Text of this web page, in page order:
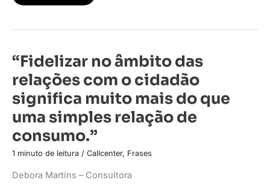
“Fidelizar no âmbito das
relações com o cidadão
significa muito mais do que
uma simples relação de
consumo.”
1 minuto de leitura / Callcenter, Frases
Debora Martins – Consultora
“Fidelizar
no
âmbito
das
relações
com
o
cidadão
significa
muito
mais
do
que
simples
relação